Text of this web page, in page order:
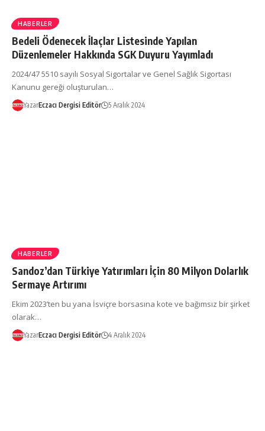
HABERLER
Bedeli Ödenecek İlaçlar Listesinde Yapılan
Düzenlemeler Hakkında SGK Duyuru Yayımladı
2024/47 5510 sayılı Sosyal Sigortalar ve Genel Sağlık Sigortası
Kanunu gereği oluşturulan…
YazarEczacı Dergisi Editör 5 Aralık 2024
HABERLER
Sandoz’dan Türkiye Yatırımları İçin 80 Milyon Dolarlık
Sermaye Artırımı
Ekim 2023’ten bu yana İsviçre borsasına kote ve bağımsız bir şirket
olarak…
YazarEczacı Dergisi Editör 4 Aralık 2024